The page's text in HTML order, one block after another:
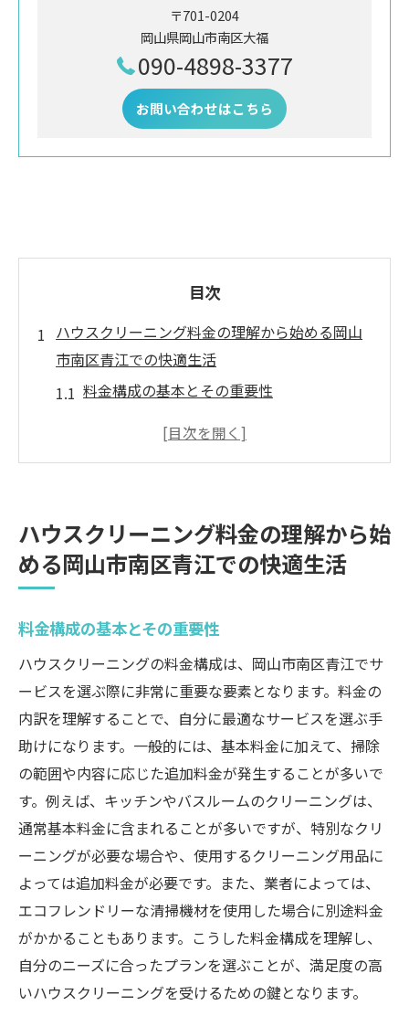
〒701-0204
岡山県岡山市南区大福
090-4898-3377
お問い合わせはこちら
目次
ハウスクリーニング料金の理解から始める岡山
市南区青江での快適生活
料金構成の基本とその重要性
キッチン、バスルームの料金比較
料金とサービス内容のバランスを考える
安心価格で選ぶハウスクリーニング基本料金と
基本料金に含まれるサービスとは
オプションサービスの価値を見極める
費用対効果を考慮した選択方法
複数業者の比較で得られる安心感
口コミと公式情報の活用法
契約前に確認すべきポイント
岡山市南区青江での地域特性を活かしたハウス
クリーニングの選択肢
地域ならではの特性とニーズ
地元業者の利用によるメリット
地域密着型サービスの特徴
地元住民が求めるクリーニング内容
地域性を反映したサービスプラン
ハウスクリーニング料金の理解から始
める岡山市南区青江での快適生活
料金構成の基本とその重要性
ハウスクリーニングの料金構成は、岡山市南区青江でサ
ービスを選ぶ際に非常に重要な要素となります。料金の
内訳を理解することで、自分に最適なサービスを選ぶ手
助けになります。一般的には、基本料金に加えて、掃除
の範囲や内容に応じた追加料金が発生することが多いで
す。例えば、キッチンやバスルームのクリーニングは、
通常基本料金に含まれることが多いですが、特別なクリ
ーニングが必要な場合や、使用するクリーニング用品に
よっては追加料金が必要です。また、業者によっては、
エコフレンドリーな清掃機材を使用した場合に別途料金
がかかることもあります。こうした料金構成を理解し、
自分のニーズに合ったプランを選ぶことが、満足度の高
いハウスクリーニングを受けるための鍵となります。